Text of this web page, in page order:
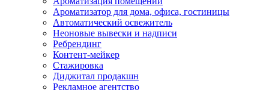
Ароматизатор для дома, офиса, гостиницы
Автоматический освежитель
Неоновые вывески и надписи
Ребрендинг
Контент-мейкер
Стажировка
Диджитал продакшн
Рекламное агентство